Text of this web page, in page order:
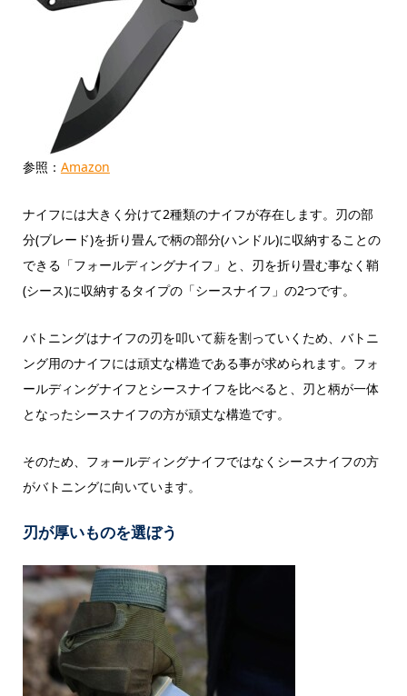
参照： Amazon
ナイフには大きく分けて2種類のナイフが存在します。刃の部
分(ブレード)を折り畳んで柄の部分(ハンドル)に収納することの
できる「フォールディングナイフ」と、刃を折り畳む事なく鞘
(シース)に収納するタイプの「シースナイフ」の2つです。
バトニングはナイフの刃を叩いて薪を割っていくため、バトニ
ング用のナイフには頑丈な構造である事が求められます。フォ
ールディングナイフとシースナイフを比べると、刃と柄が一体
となったシースナイフの方が頑丈な構造です。
そのため、フォールディングナイフではなくシースナイフの方
がバトニングに向いています。
刃が厚いものを選ぼう